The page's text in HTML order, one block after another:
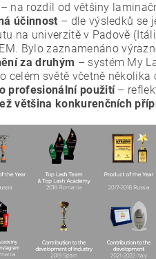
– na rozdíl od většiny
účinnost – dle výsledků se
na univerzitě v Padově
Bylo zaznamenáno
za druhým – systém My
celém světě včetně
profesionální použití–
většina konkurenčních